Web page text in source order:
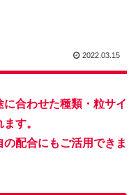
2022.03.15
合わせた種類・粒サイ
す。
配合にもご活用できま